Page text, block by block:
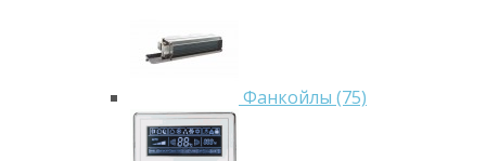
Фанкойлы (75)